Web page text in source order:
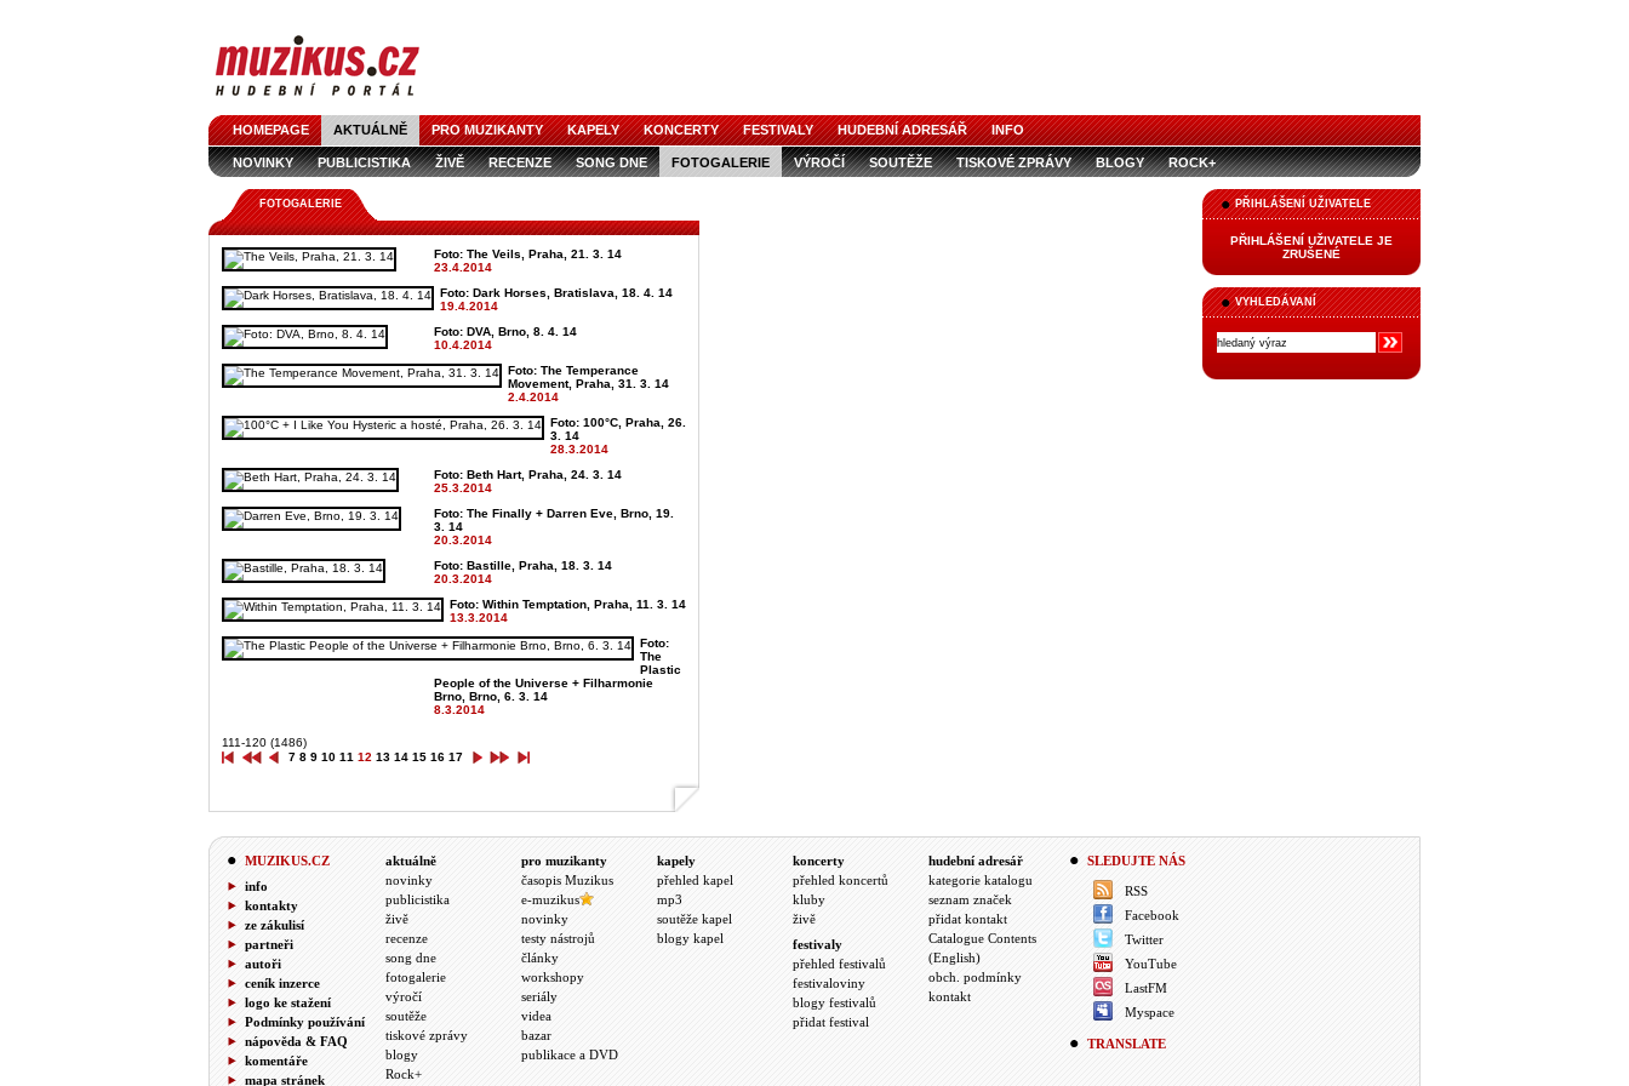
HOMEPAGE AKTUÁLNĚ PRO MUZIKANTY KAPELY KONCERTY FESTIVALY HUDEBNÍ ADRESÁŘ INFO
NOVINKY PUBLICISTIKA ŽIVĚ RECENZE SONG DNE FOTOGALERIE VÝROČÍ SOUTĚŽE TISKOVÉ ZPRÁVY BLOGY ROCK+
PŘIHLÁŠENÍ UŽIVATELE
PŘIHLÁŠENÍ UŽIVATELE JE
ZRUŠENÉ
VYHLEDÁVANÍ
FOTOGALERIE
Foto: The Veils, Praha, 21. 3. 14
23.4.2014
Foto: Dark Horses, Bratislava, 18. 4. 14
19.4.2014
Foto: DVA, Brno, 8. 4. 14
10.4.2014
Foto: The Temperance
Movement, Praha, 31. 3. 14
2.4.2014
Foto: 100°C, Praha, 26.
3. 14
28.3.2014
Foto: Beth Hart, Praha, 24. 3. 14
25.3.2014
Foto: The Finally + Darren Eve, Brno, 19.
3. 14
20.3.2014
Foto: Bastille, Praha, 18. 3. 14
20.3.2014
Foto: Within Temptation, Praha, 11. 3. 14
13.3.2014
Foto:
The
Plastic
People of the Universe + Filharmonie
Brno, Brno, 6. 3. 14
8.3.2014
111-120 (1486)
7 8 9 10 11 12 13 14 15 16 17
MUZIKUS.CZ
info
kontakty
ze zákulisí
partneři
autoři
ceník inzerce
logo ke stažení
Podmínky používání
nápověda & FAQ
komentáře
mapa stránek
aktuálně
novinky
publicistika
živě
recenze
song dne
fotogalerie
výročí
soutěže
tiskové zprávy
blogy
Rock+
pro muzikanty
časopis Muzikus
e-muzikus
novinky
testy nástrojů
články
workshopy
seriály
videa
bazar
publikace a DVD
kapely
přehled kapel
mp3
soutěže kapel
blogy kapel
koncerty
přehled koncertů
kluby
živě
festivaly
přehled festivalů
festivaloviny
blogy festivalů
přidat festival
hudební adresář
kategorie katalogu
seznam značek
přidat kontakt
Catalogue Contents
(English)
obch. podmínky
kontakt
SLEDUJTE NÁS
RSS
Facebook
Twitter
YouTube
LastFM
Myspace
TRANSLATE